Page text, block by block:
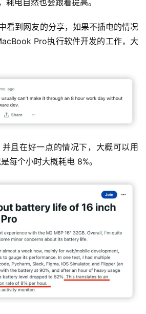
耗电自然也会跟着提高。
看到网友的分享，如果不插电的情况
Pro执行软件开发的工作，大
且在好一点的情况下，大概可以用
每个小时大概耗电 8%。